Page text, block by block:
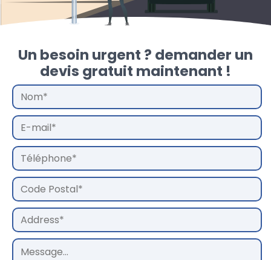
Un besoin urgent ? demander un
devis gratuit maintenant !